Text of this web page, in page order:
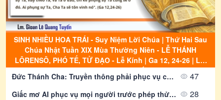
SINH NHIỀU HOA TRÁI - Suy Niệm Lời Chúa | Thứ Hai Sau
Chúa Nhật Tuần XIX Mùa Thường Niên - LỄ THÁNH
LÔRENSÔ, PHÓ TẾ, TỬ ÐẠO - Lễ Kính | Ga 12, 24-26 | Lm
Gioan Lê Quang Tuyến
Đức Thánh Cha: Truyền thông phải phục vụ công ích của gia đình nhân loại 47
Giấc mơ AI phục vụ mọi người trước phép thử về đầu tư và lợi nhuận 28